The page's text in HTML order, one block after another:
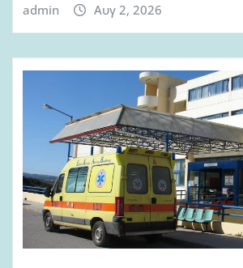
admin Αυγ 2, 2026